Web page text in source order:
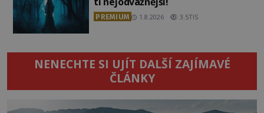
PREMIUM 1.8.2026 3.5TIS
NENECHTE SI UJÍT DALŠÍ ZAJÍMAVÉ
ČLÁNKY